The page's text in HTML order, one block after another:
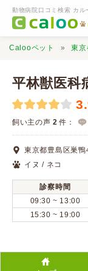
動物病院口コミ検索 カル
動物病院検索
口コミ検索
Calooペットとは
Calooペット 東京
平林獣医科
飼い主の声 2 件：
東京都豊島区巣鴨
イヌ / ネコ
診察時間
09:30 ~ 13:00
15:30 ~ 19:00